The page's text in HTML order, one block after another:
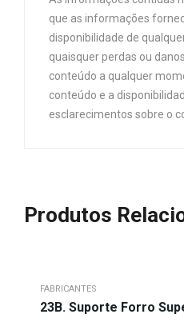
que as informações
disponibilidade de
quaisquer perdas ou
conteúdo a qualquer
conteúdo e a
esclarecimentos sobre o
Produtos
FABRICANTES
23B. Suporte Forro